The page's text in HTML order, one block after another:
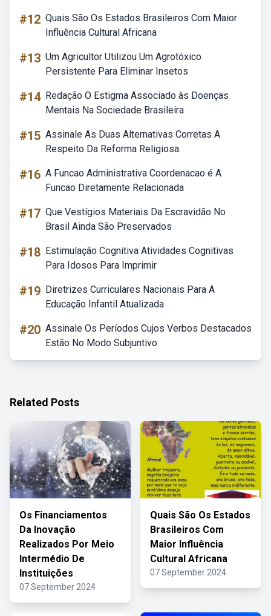
#12 Quais São Os Estados Brasileiros Com Maior
Influência Cultural Africana
#13 Um Agricultor Utilizou Um Agrotóxico
Persistente Para Eliminar Insetos
#14 Redação O Estigma Associado às Doenças
Mentais Na Sociedade Brasileira
#15 Assinale As Duas Alternativas Corretas A
Respeito Da Reforma Religiosa.
#16 A Funcao Administrativa Coordenacao é A
Funcao Diretamente Relacionada
#17 Que Vestígios Materiais Da Escravidão No
Brasil Ainda São Preservados
#18 Estimulação Cognitiva Atividades Cognitivas
Para Idosos Para Imprimir
#19 Diretrizes Curriculares Nacionais Para A
Educação Infantil Atualizada
#20 Assinale Os Períodos Cujos Verbos Destacados
Estão No Modo Subjuntivo
Related Posts
Os Financiamentos
Da Inovação
Realizados Por Meio
Intermédio De
Instituições
07 September 2024
Quais São Os Estados
Brasileiros Com
Maior Influência
Cultural Africana
07 September 2024